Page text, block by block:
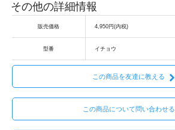
その他の詳細情報
販売価格 4,950円(内税)
型番 イチョウ
この商品を友達に教える
この商品について問い合わせる